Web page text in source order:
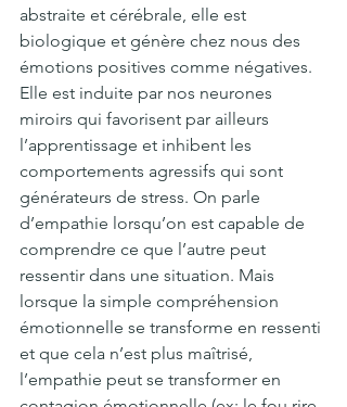
abstraite et cérébrale, elle est
biologique et génère chez nous des
émotions positives comme négatives.
Elle est induite par nos neurones
miroirs qui favorisent par ailleurs
l’apprentissage et inhibent les
comportements agressifs qui sont
générateurs de stress. On parle
d’empathie lorsqu’on est capable de
comprendre ce que l’autre peut
ressentir dans une situation. Mais
lorsque la simple compréhension
émotionnelle se transforme en ressenti
et que cela n’est plus maîtrisé,
l’empathie peut se transformer en